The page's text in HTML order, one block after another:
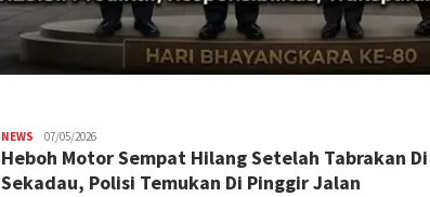
NEWS Yakop
07/05/2026
Heboh Motor Sempat Hilang Setelah Tabrakan Di
Sekadau, Polisi Temukan Di Pinggir Jalan